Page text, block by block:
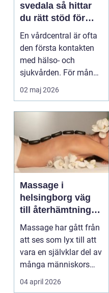
svedala så hittar
du rätt stöd för
hela familjen
En vårdcentral är ofta
den första kontakten
med hälso- och
sjukvården. För många
i Svedala handlar v...
02 maj 2026
Massage i
helsingborg väg
till återhämtning
och hållbar hälsa
Massage har gått från
att ses som lyx till att
vara en självklar del av
många människors
friskvård. ...
04 april 2026